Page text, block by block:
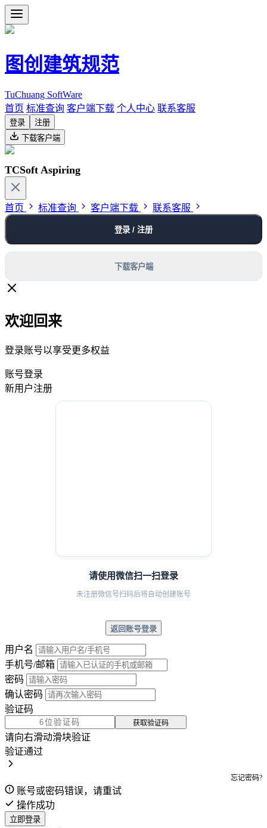
图创建筑规范
TuChuang SoftWare
首页 标准查询 客户端下载 个人中心 联系客服
登录
注册
下载客户端
TCSoft Aspiring
首页 标准查询 客户端下载 联系客服
登录 / 注册
下载客户端
欢迎回来
登录账号以享受更多权益
账号登录
新用户注册
请使用微信扫一扫登录
未注册微信号扫码后将自动创建账号
返回账号登录
用户名
手机号/邮箱
密码
确认密码
验证码
获取验证码
请向右滑动滑块验证
验证通过
忘记密码?
账号或密码错误，请重试
操作成功
立即登录